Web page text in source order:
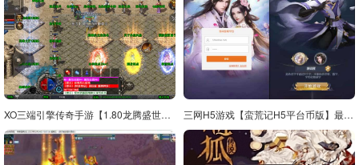
XO三端引擎传奇手游【1.80龙腾盛世合击】最新整理Win系服务端+PC安卓苹果三端+加密工具+详细搭建教程 三网H5游戏【蛮荒记H5平台币版】最新整理单机一键即玩镜像端+Linux手工服务端+运营后台+详细搭建教程+视频教程